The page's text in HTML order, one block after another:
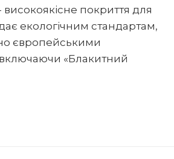
високоякісне покриття для
екологічним стандартам,
європейськими
«Блакитний